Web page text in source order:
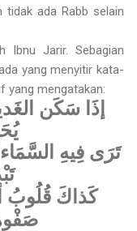
tidak ada Rabb selain
Ibnu Jarir. Sebagian
yang menyitir kata-
yang mengatakan:
إذَا سَكَن
تَرَى فِيهِ السَّمَاء
كَذاكَ قُلُوبُ